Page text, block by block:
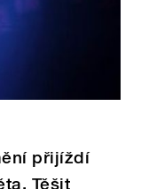
přijíždí
Těšit